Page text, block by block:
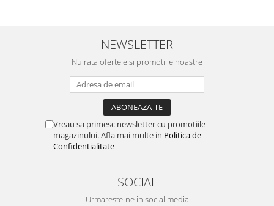
NEWSLETTER
Nu rata ofertele si promotiile noastre
Vreau sa primesc newsletter cu promotiile
magazinului. Afla mai multe in Politica de
Confidentialitate
SOCIAL
Urmareste-ne in social media